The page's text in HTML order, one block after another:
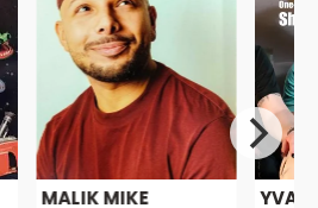
MALIK MIKE YVAIN